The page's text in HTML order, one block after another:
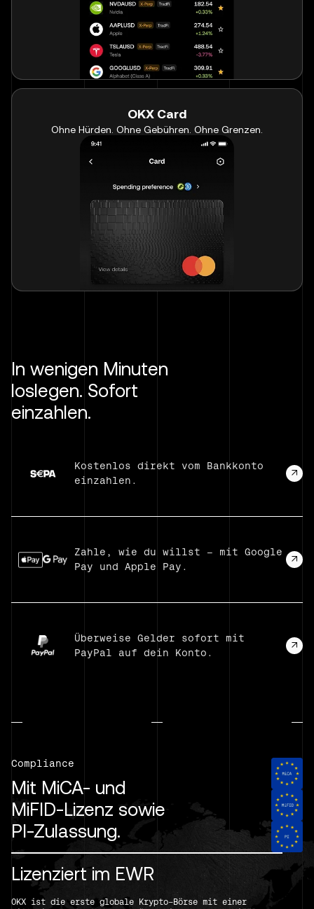
OKX Card
Ohne Hürden. Ohne Gebühren. Ohne Grenzen.
In wenigen Minuten
loslegen. Sofort
einzahlen.
Kostenlos direkt vom Bankkonto
einzahlen.
Zahle, wie du willst – mit Google
Pay und Apple Pay.
Überweise Gelder sofort mit
PayPal auf dein Konto.
Compliance
Mit MiCA- und
MiFID-Lizenz sowie
PI-Zulassung.
Lizenziert im EWR
OKX ist die erste globale Krypto-Börse mit einer